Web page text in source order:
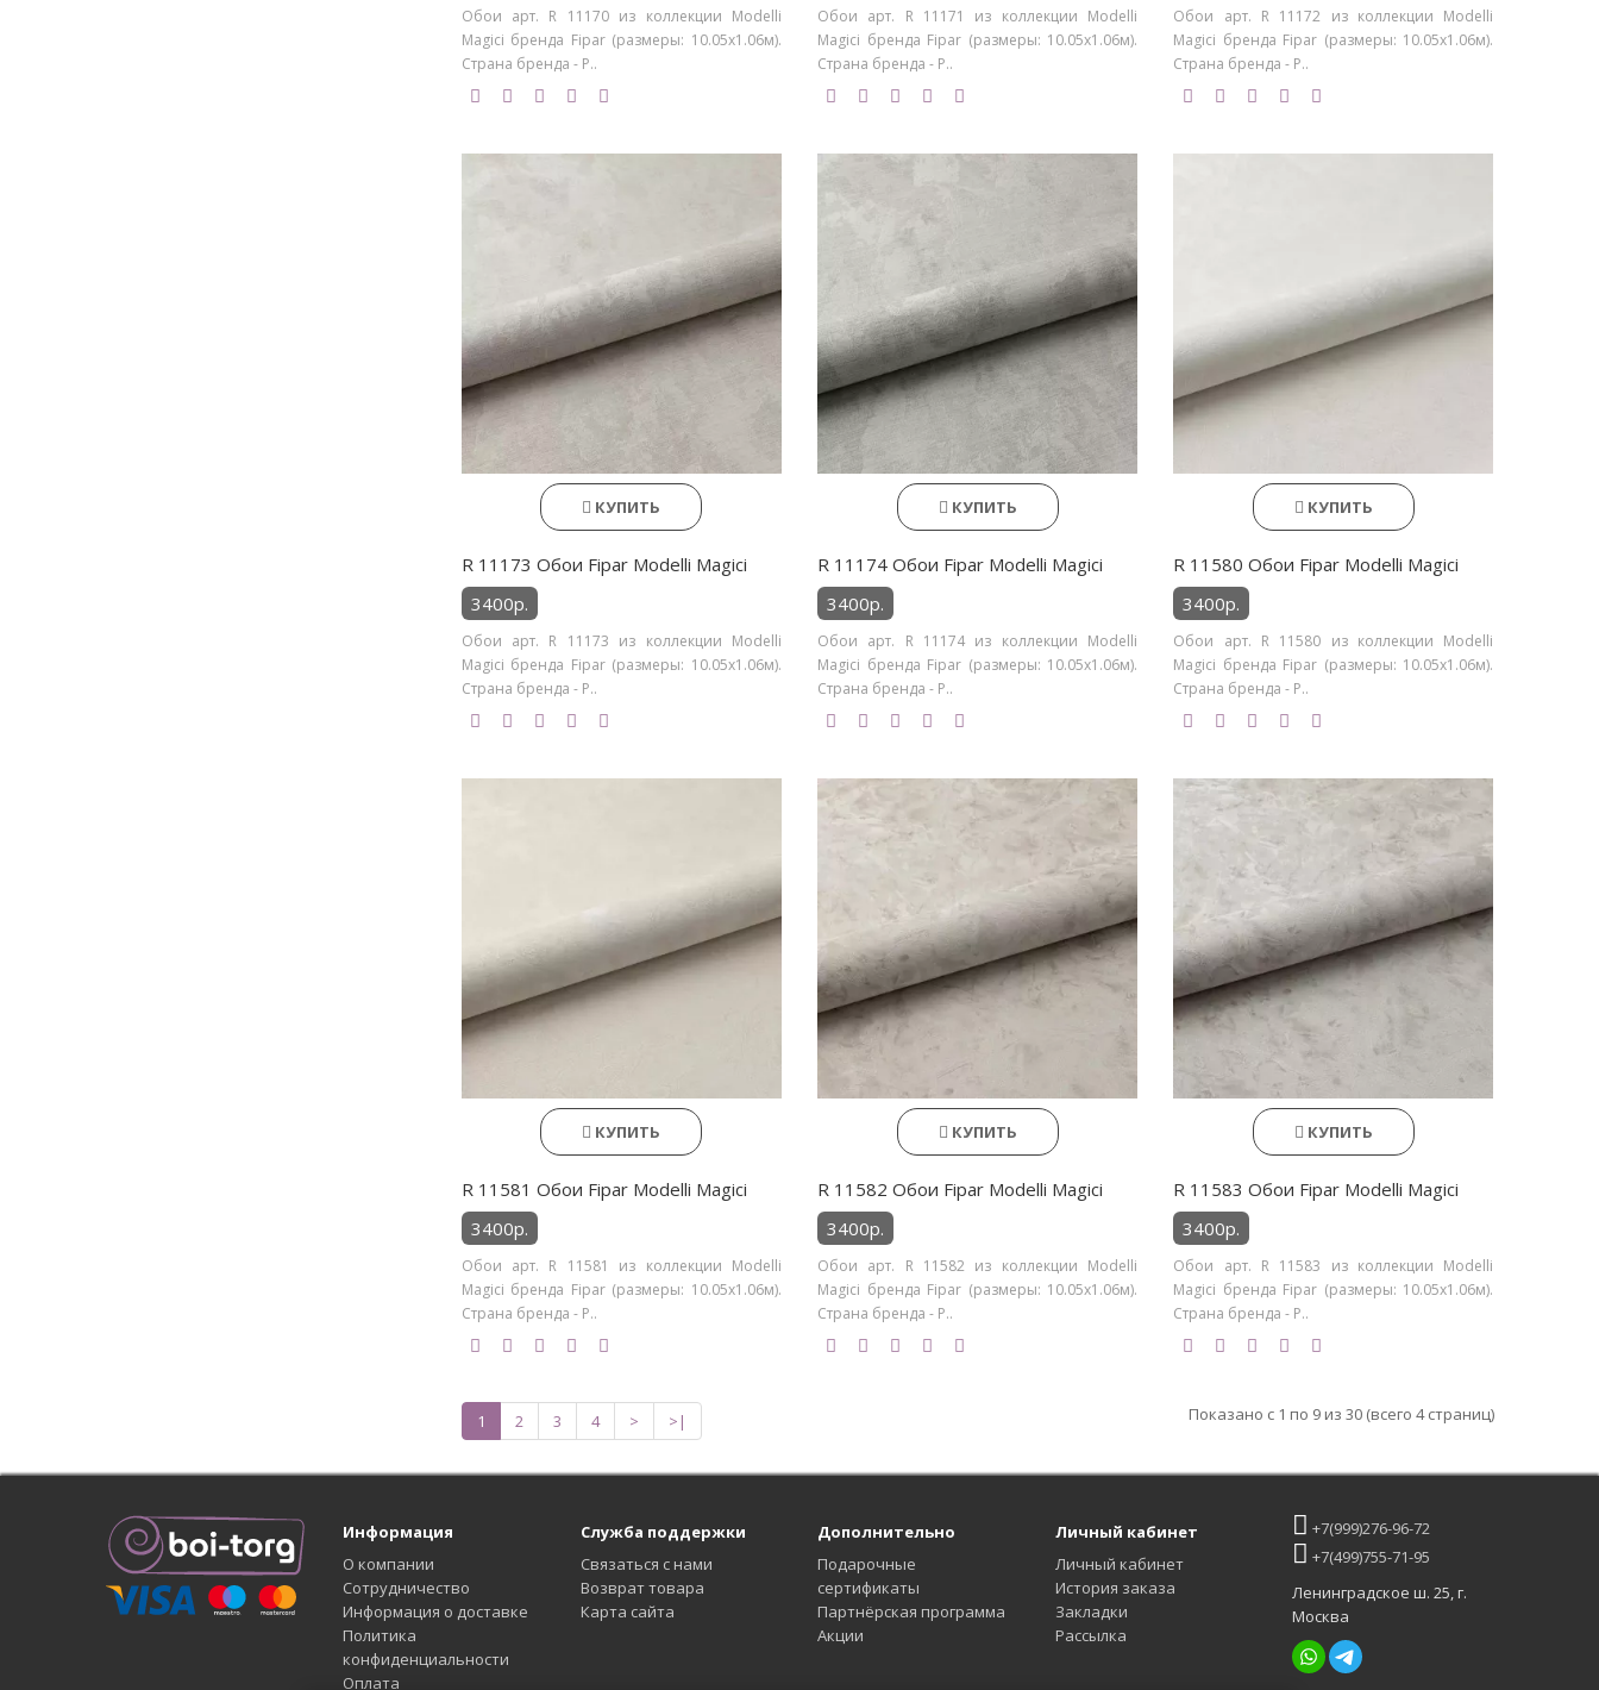
Обои арт. R 11170 из коллекции Modelli
Magici бренда Fipar (размеры: 10.05х1.06м).
Страна бренда - Р..
Обои арт. R 11171 из коллекции Modelli
Magici бренда Fipar (размеры: 10.05х1.06м).
Страна бренда - Р..
Обои арт. R 11172 из коллекции Modelli
Magici бренда Fipar (размеры: 10.05х1.06м).
Страна бренда - Р..
КУПИТЬ
R 11173 Обои Fipar Modelli Magici
3400р.
Обои арт. R 11173 из коллекции Modelli
Magici бренда Fipar (размеры: 10.05х1.06м).
Страна бренда - Р..
КУПИТЬ
R 11174 Обои Fipar Modelli Magici
3400р.
Обои арт. R 11174 из коллекции Modelli
Magici бренда Fipar (размеры: 10.05х1.06м).
Страна бренда - Р..
КУПИТЬ
R 11580 Обои Fipar Modelli Magici
3400р.
Обои арт. R 11580 из коллекции Modelli
Magici бренда Fipar (размеры: 10.05х1.06м).
Страна бренда - Р..
КУПИТЬ
R 11581 Обои Fipar Modelli Magici
3400р.
Обои арт. R 11581 из коллекции Modelli
Magici бренда Fipar (размеры: 10.05х1.06м).
Страна бренда - Р..
КУПИТЬ
R 11582 Обои Fipar Modelli Magici
3400р.
Обои арт. R 11582 из коллекции Modelli
Magici бренда Fipar (размеры: 10.05х1.06м).
Страна бренда - Р..
КУПИТЬ
R 11583 Обои Fipar Modelli Magici
3400р.
Обои арт. R 11583 из коллекции Modelli
Magici бренда Fipar (размеры: 10.05х1.06м).
Страна бренда - Р..
1 2 3 4 > >| Показано с 1 по 9 из 30 (всего 4 страниц)
Информация
О компании
Сотрудничество
Информация о доставке
Политика
конфиденциальности
Оплата
Служба поддержки
Связаться с нами
Возврат товара
Карта сайта
Дополнительно
Подарочные
сертификаты
Партнёрская программа
Акции
Личный кабинет
Личный кабинет
История заказа
Закладки
Рассылка
+7(999)276-96-72
+7(499)755-71-95
Ленинградское ш. 25, г.
Москва